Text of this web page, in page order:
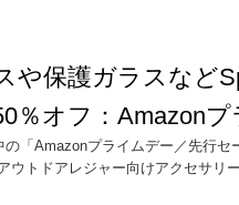
や保護ガラスなど
％オフ：Amazon
「Amazonプライムデー／先行
ウトドアレジャー向けアクセサリ